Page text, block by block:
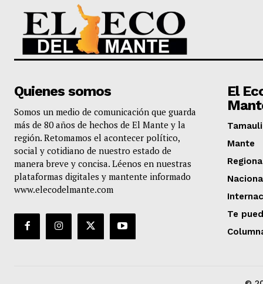
Quienes somos
Somos un medio de comunicación que guarda
más de 80 años de hechos de El Mante y la
región. Retomamos el acontecer político,
social y cotidiano de nuestro estado de
manera breve y concisa. Léenos en nuestras
plataformas digitales y mantente informado
www.elecodelmante.com
El
Mante
Te